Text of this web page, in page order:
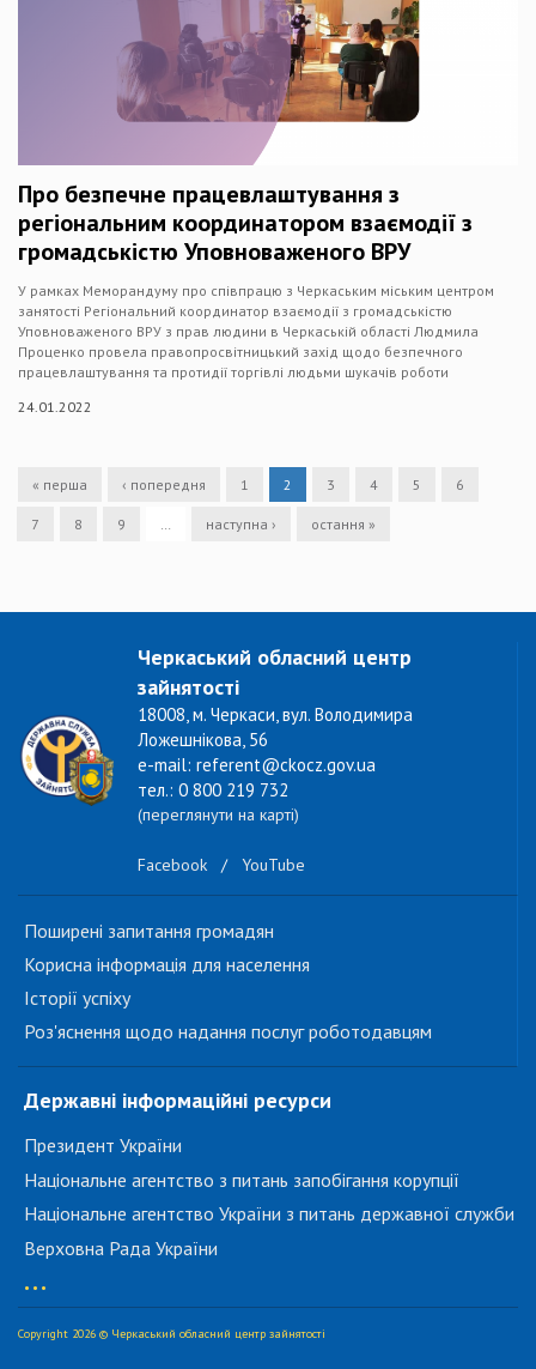
Про безпечне працевлаштування з
регіональним координатором взаємодії з
громадськістю Уповноваженого ВРУ
У рамках Меморандуму про співпрацю з Черкаським міським центром
занятості Регіональний координатор взаємодії з громадськістю
Уповноваженого ВРУ з прав людини в Черкаській області Людмила
Проценко провела правопросвітницький захід щодо безпечного
працевлаштування та протидії торгівлі людьми шукачів роботи
24.01.2022
« перша ‹ попередня 1 2 3 4 5 6
7 8 9 … наступна › остання »
Черкаський обласний центр
зайнятості
18008, м. Черкаси, вул. Володимира
Ложешнікова, 56
e-mail: referent@ckocz.gov.ua
тел.: 0 800 219 732
(переглянути на карті)
Facebook / YouTube
Поширені запитання громадян
Корисна інформація для населення
Історії успіху
Роз'яснення щодо надання послуг роботодавцям
Державні інформаційні ресурси
Президент України
Національне агентство з питань запобігання корупції
Національне агентство України з питань державної служби
Верховна Рада України
...
Copyright 2026 © Черкаський обласний центр зайнятості